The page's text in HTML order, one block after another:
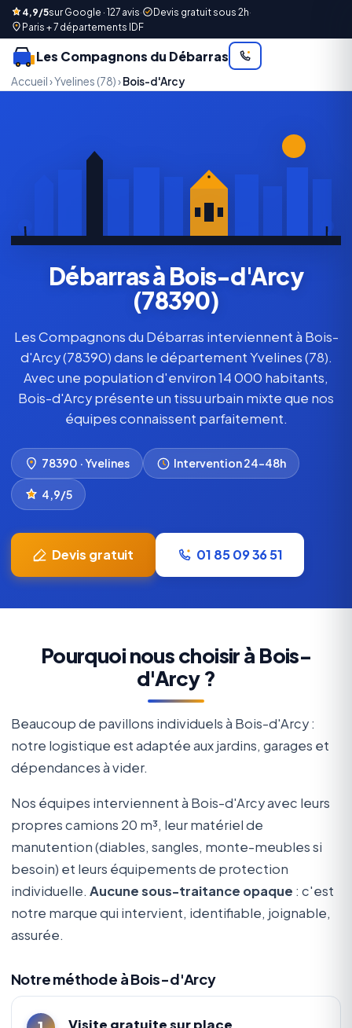
4,9/5sur Google · 127 avis· Devis gratuit sous 2h·
Paris + 7 départements IDF
Les Compagnons du Débarras
Accueil›Yvelines (78)› Bois-d'Arcy
Débarras à Bois-d'Arcy
(78390)
Les Compagnons du Débarras interviennent à Bois-
d'Arcy (78390) dans le département Yvelines (78).
Avec une population d'environ 14 000 habitants,
Bois-d'Arcy présente un tissu urbain mixte que nos
équipes connaissent parfaitement.
78390 · Yvelines Intervention 24–48h
4,9/5
Devis gratuit 01 85 09 36 51
Pourquoi nous choisir à Bois-
d'Arcy ?
Beaucoup de pavillons individuels à Bois-d'Arcy :
notre logistique est adaptée aux jardins, garages et
dépendances à vider.
Nos équipes interviennent à Bois-d'Arcy avec leurs
propres camions 20 m³, leur matériel de
manutention (diables, sangles, monte-meubles si
besoin) et leurs équipements de protection
individuelle. Aucune sous-traitance opaque : c'est
notre marque qui intervient, identifiable, joignable,
assurée.
Notre méthode à Bois-d'Arcy